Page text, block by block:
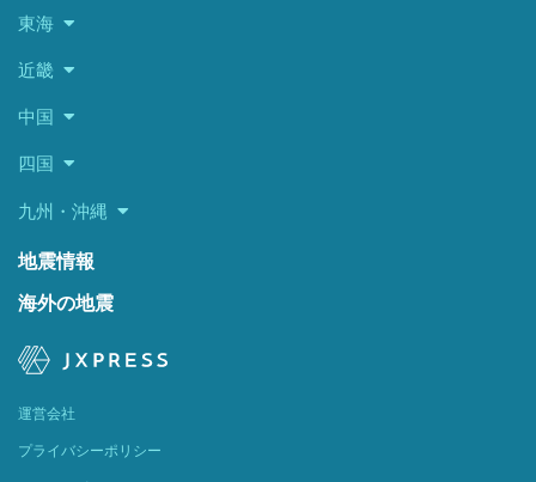
東海
近畿
中国
四国
九州・沖縄
地震情報
海外の地震
運営会社
プライバシーポリシー